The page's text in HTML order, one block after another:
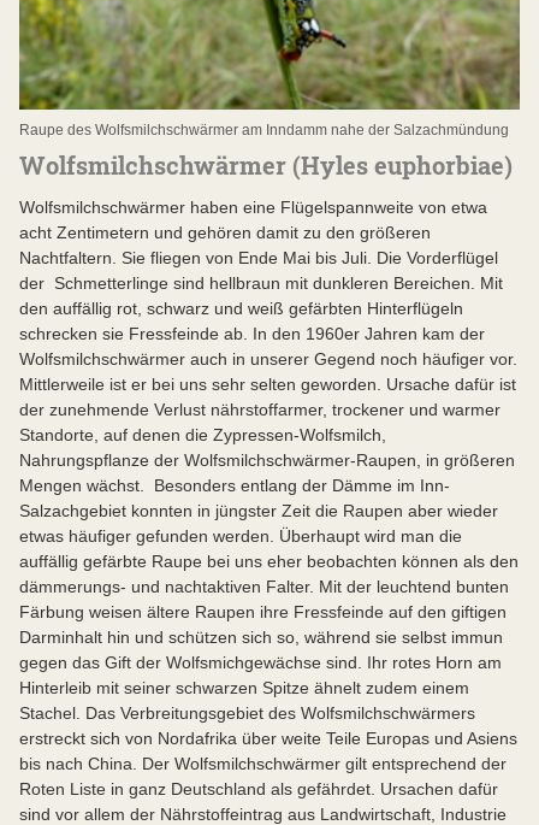
Raupe des Wolfsmilchschwärmer am Inndamm nahe der Salzachmündung
Wolfsmilchschwärmer (Hyles euphorbiae)
Wolfsmilchschwärmer haben eine Flügelspannweite von etwa
acht Zentimetern und gehören damit zu den größeren
Nachtfaltern. Sie fliegen von Ende Mai bis Juli. Die Vorderflügel
der Schmetterlinge sind hellbraun mit dunkleren Bereichen. Mit
den auffällig rot, schwarz und weiß gefärbten Hinterflügeln
schrecken sie Fressfeinde ab. In den 1960er Jahren kam der
Wolfsmilchschwärmer auch in unserer Gegend noch häufiger vor.
Mittlerweile ist er bei uns sehr selten geworden. Ursache dafür ist
der zunehmende Verlust nährstoffarmer, trockener und warmer
Standorte, auf denen die Zypressen-Wolfsmilch,
Nahrungspflanze der Wolfsmilchschwärmer-Raupen, in größeren
Mengen wächst. Besonders entlang der Dämme im Inn-
Salzachgebiet konnten in jüngster Zeit die Raupen aber wieder
etwas häufiger gefunden werden. Überhaupt wird man die
auffällig gefärbte Raupe bei uns eher beobachten können als den
dämmerungs- und nachtaktiven Falter. Mit der leuchtend bunten
Färbung weisen ältere Raupen ihre Fressfeinde auf den giftigen
Darminhalt hin und schützen sich so, während sie selbst immun
gegen das Gift der Wolfsmichgewächse sind. Ihr rotes Horn am
Hinterleib mit seiner schwarzen Spitze ähnelt zudem einem
Stachel. Das Verbreitungsgebiet des Wolfsmilchschwärmers
erstreckt sich von Nordafrika über weite Teile Europas und Asiens
bis nach China. Der Wolfsmilchschwärmer gilt entsprechend der
Roten Liste in ganz Deutschland als gefährdet. Ursachen dafür
sind vor allem der Nährstoffeintrag aus Landwirtschaft, Industrie